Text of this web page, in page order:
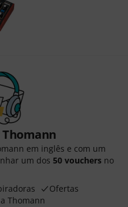
em inglês e com um
um dos 50 vouchers no
Ofertas
Thomann